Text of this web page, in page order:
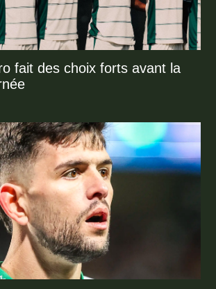
fait des choix forts avant la